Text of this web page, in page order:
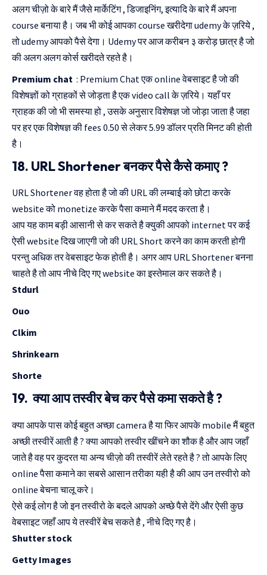
अलग चीज़ो के बारे मैं जैसे मार्केटिंग , डिजाइनिंग, इत्यादि के बारे मैं अपना
course बनाया है। जब भी कोई आपका course खरीदेगा udemy के ज़रिये ,
तो udemy आपको पैसे देगा। Udemy पर आज करीबन ३ करोड़ छात्र है जो
की अलग अलग कोर्स खरीदते रहते है।
Premium chat : Premium Chat एक online वेबसाइट है जो की
विशेषज्ञों को ग्राहकों से जोड़ता है एक video call के ज़रिये। यहाँ पर
ग्राहक की जो भी समस्या हो , उसके अनुसार विशेषज्ञ जो जोड़ा जाता है जहा
पर हर एक विशेषज्ञ की fees 0.50 से लेकर 5.99 डॉलर प्रति मिनट की होती
है।
18. URL Shortener बनकर पैसे कैसे कमाए ?
URL Shortener वह होता है जो की URL की लम्बाई को छोटा करके
website को monetize करके पैसा कमाने मैं मदद करता है।
आप यह काम बड़ी आसानी से कर सकते है क्युकी आपको internet पर कई
ऐसी website दिख जाएगी जो की URL Short करने का काम करती होगी
परन्तु अधिक तर वेबसाइट फेक होती है। अगर आप URL Shortener बनना
चाहते है तो आप नीचे दिए गए website का इस्तेमाल कर सकते है।
Stdurl
Ouo
Clkim
Shrinkearn
Shorte
19. क्या आप तस्वीर बेच कर पैसे कमा सकते है ?
क्या आपके पास कोई बहुत अच्छा camera है या फिर आपके mobile मैं बहुत
अच्छी तस्वीरें आती है ? क्या आपको तस्वीर खींचने का शौक है और आप जहाँ
जाते है वह पर कुदरत या अन्य चीज़ो की तस्वीरें लेते रहते है ? तो आपके लिए
online पैसा कमाने का सबसे आसान तरीका यही है की आप उन तस्वीरो को
online बेचना चालू करे।
ऐसे कई लोग है जो इन तस्वीरो के बदले आपको अच्छे पैसे देंगे और ऐसी कुछ
वेबसाइट जहाँ आप ये तस्वीरें बेच सकते है , नीचे दिए गए है।
Shutter stock
Getty Images